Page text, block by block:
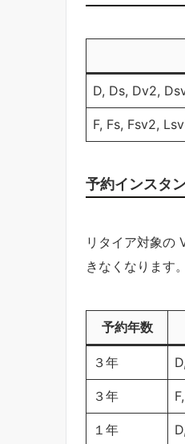
D, Ds, Dv2,
F, Fs, Fsv2,
予約インスタ
リタイア対象の
きなくなります。
予約年数
３年
３年
１年